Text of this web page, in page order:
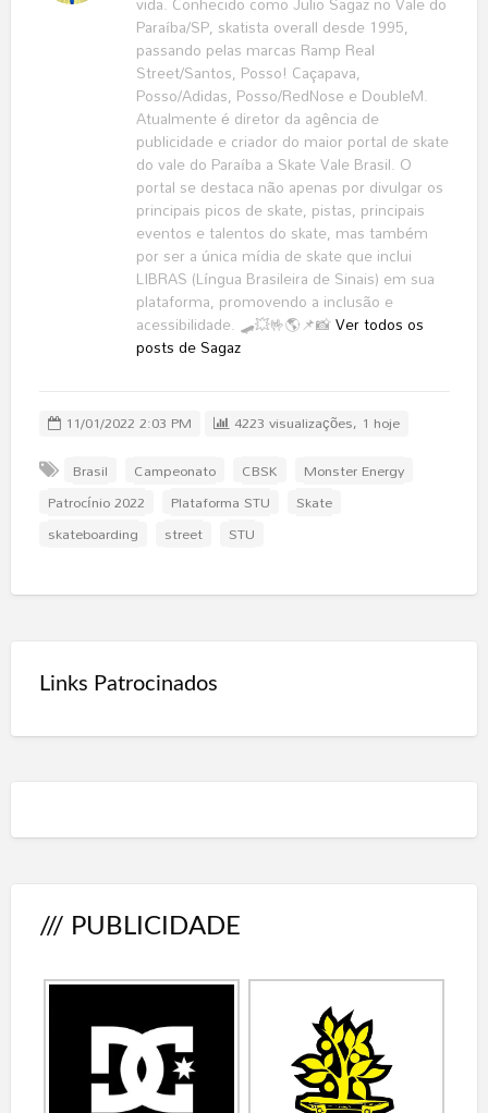
Paraíba/SP, skatista overall desde 1995,
passando pelas marcas Ramp Real
Street/Santos, Posso! Caçapava,
Posso/Adidas, Posso/RedNose e DoubleM.
Atualmente é diretor da agência de
publicidade e criador do maior portal de skate
do vale do Paraíba a Skate Vale Brasil. O
portal se destaca não apenas por divulgar os
principais picos de skate, pistas, principais
eventos e talentos do skate, mas também
por ser a única mídia de skate que inclui
LIBRAS (Língua Brasileira de Sinais) em sua
plataforma, promovendo a inclusão e
acessibilidade. 🛹💥🤟🌎📌📸Ver todos os
posts de Sagaz
11/01/2022 2:03 PM
4223 visualizações, 1 hoje
Brasil
Campeonato CBSK
Monster Energy
Patrocínio 2022
Plataforma STU
Skate
skateboarding
street STU
Links Patrocinados
/// PUBLICIDADE